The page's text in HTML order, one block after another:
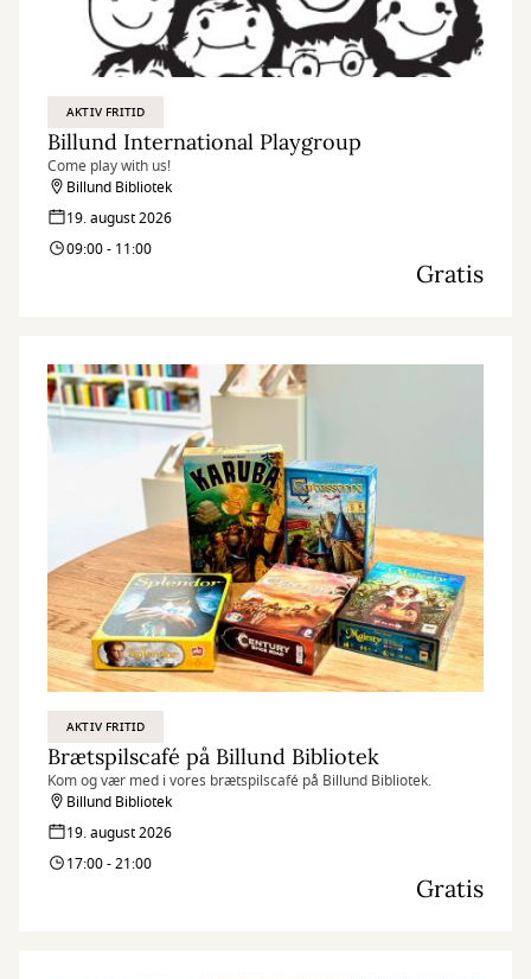
AKTIV FRITID
Billund International Playgroup
Come play with us!
Billund Bibliotek
19. august 2026
09:00 - 11:00
Gratis
AKTIV FRITID
Brætspilscafé på Billund Bibliotek
Kom og vær med i vores brætspilscafé på Billund Bibliotek.
Billund Bibliotek
19. august 2026
17:00 - 21:00
Gratis